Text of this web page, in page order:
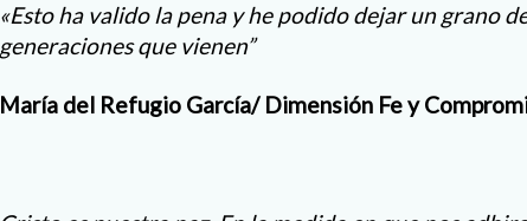
«Esto ha valido la pena y he podido dejar un grano
generaciones que vienen”
María del Refugio García/ Dimensión Fe y